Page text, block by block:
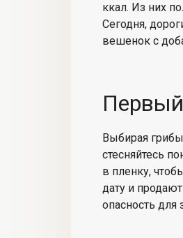
ккал. Из них
Сегодня,
вешенок с
Выбирая
стесняйтесь
в пленку,
дату и
опасность для